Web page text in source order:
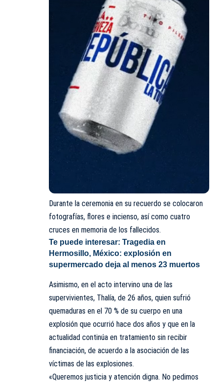
Durante la ceremonia en su recuerdo se colocaron
fotografías, flores e incienso, así como cuatro
cruces en memoria de los fallecidos.
Te puede interesar: Tragedia en
Hermosillo, México: explosión en
supermercado deja al menos 23 muertos
Asimismo, en el acto intervino una de las
supervivientes, Thalía, de 26 años, quien sufrió
quemaduras en el 70 % de su cuerpo en una
explosión que ocurrió hace dos años y que en la
actualidad continúa en tratamiento sin recibir
financiación, de acuerdo a la asociación de las
víctimas de las explosiones.
«Queremos justicia y atención digna. No pedimos